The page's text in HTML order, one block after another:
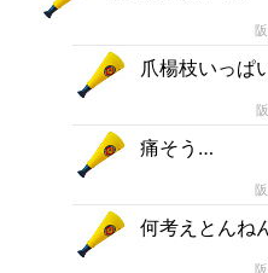
阪
爪楊枝いっぱ
阪
痛そう…
阪
何考えとんね
阪